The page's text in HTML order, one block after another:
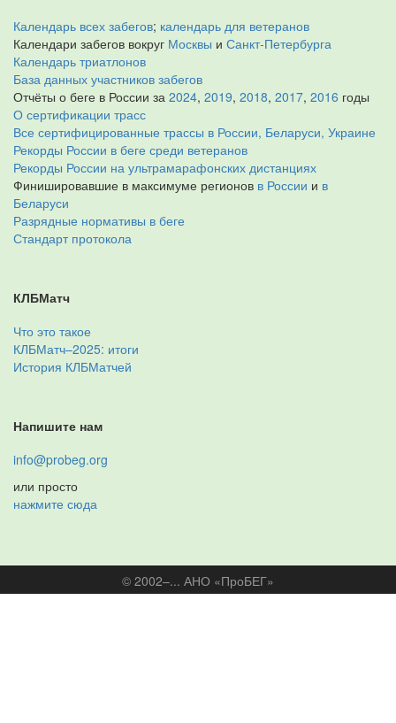
Календарь всех забегов; календарь для ветеранов
Календари забегов вокруг Москвы и Санкт-Петербурга
Календарь триатлонов
База данных участников забегов
Отчёты о беге в России за 2024, 2019, 2018, 2017, 2016 годы
О сертификации трасс
Все сертифицированные трассы в России, Беларуси, Украине
Рекорды России в беге среди ветеранов
Рекорды России на ультрамарафонских дистанциях
Финишировавшие в максимуме регионов в России и в
Беларуси
Разрядные нормативы в беге
Стандарт протокола
КЛБМатч
Что это такое
КЛБМатч–2025: итоги
История КЛБМатчей
Напишите нам
info@probeg.org
или просто
нажмите сюда
© 2002–... АНО «ПроБЕГ»